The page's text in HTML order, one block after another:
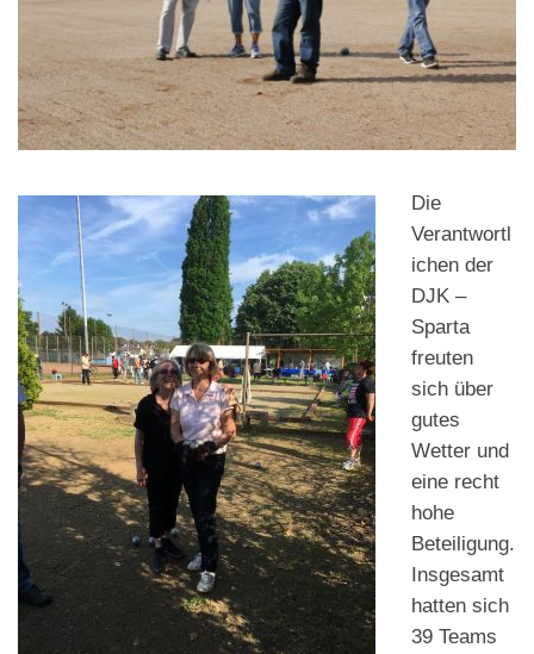
Die
Verantwortl
ichen der
DJK –
Sparta
freuten
sich über
gutes
Wetter und
eine recht
hohe
Beteiligung.
Insgesamt
hatten sich
39 Teams